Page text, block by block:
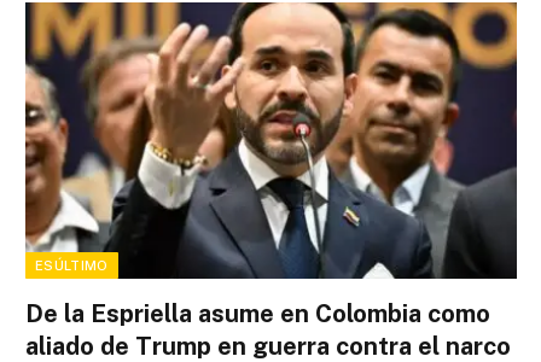
ESÚLTIMO
De la Espriella asume en Colombia como
aliado de Trump en guerra contra el narco